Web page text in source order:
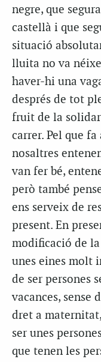
negre, que
castellà i que
situació
lluita no va
haver-hi una
després de tot
fruit de la
carrer. Pel que
nosaltres
van fer bé,
però també
ens serveix de
present. En
modificació de
unes eines molt
de ser persones
vacances, sense
dret a
ser unes
que tenen les